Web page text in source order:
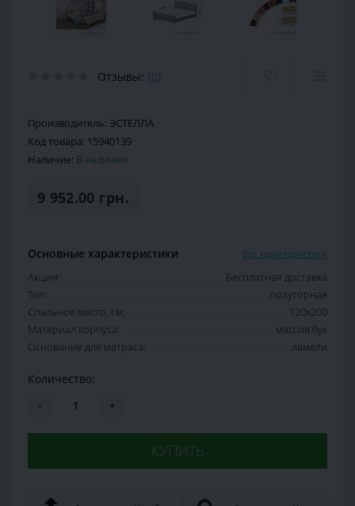
Отзывы: (0)
Производитель: ЭСТЕЛЛА
Код товара: 15940139
Наличие: В наличии
9 952.00 грн.
Основные характеристики Все характеристики
Акции:
Бесплатная доставка
Тип:
полуторная
Спальное место, см:
120х200
Материал корпуса:
массив бук
Основание для матраса:
ламели
Количество:
- +
КУПИТЬ